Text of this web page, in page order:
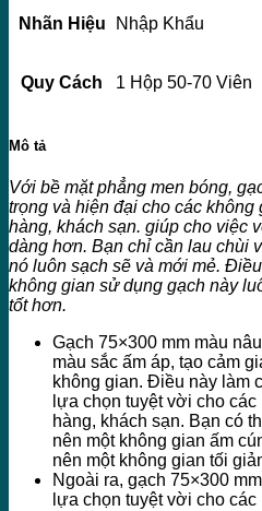
Nhãn Hiệu Nhập Khẩu
Quy Cách 1 Hộp 50-70 Viên
Mô tả
Với bề mặt phẳng men bóng,
trọng và hiện đại cho các không
hàng, khách sạn. giúp cho việc
dàng hơn. Bạn chỉ cần lau chùi
nó luôn sạch sẽ và mới mẻ.
không gian sử dụng gạch này
tốt hơn.
Gạch 75×300 mm màu
màu sắc ấm áp, tạo cảm
không gian. Điều này làm
lựa chọn tuyệt vời cho
hàng, khách sạn. Bạn có
nên một không gian ấm
nên một không gian tối
Ngoài ra, gạch 75×300
lựa chọn tuyệt vời cho